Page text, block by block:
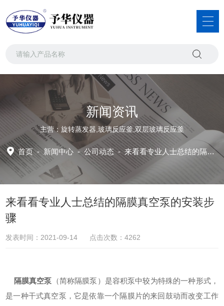
新闻资讯
主营：旋转蒸发器,玻璃反应釜,双层玻璃反应釜
首页-新闻中心 -公司动态 -来看看专业人士总结的隔膜真空泵的安装步骤
来看看专业人士总结的隔膜真空泵的安装步
骤
发表时间：2021-09-14 点击次数：4262
隔膜真空泵 （简称隔膜泵）是容积泵中较为特殊的一种形式，
是一种干式真空泵，它是依靠一个隔膜片的来回鼓动而改变工作